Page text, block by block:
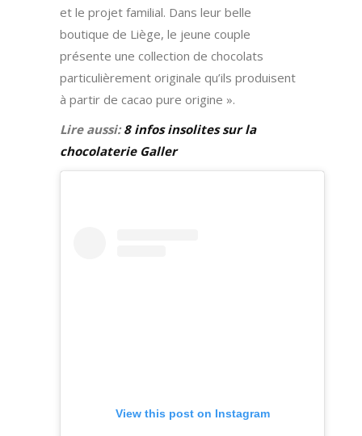
et le projet familial. Dans leur belle
boutique de Liège, le jeune couple
présente une collection de chocolats
particulièrement originale qu’ils produisent
à partir de cacao pure origine ».
Lire aussi:8 infos insolites sur la
chocolaterie Galler
View this post on Instagram